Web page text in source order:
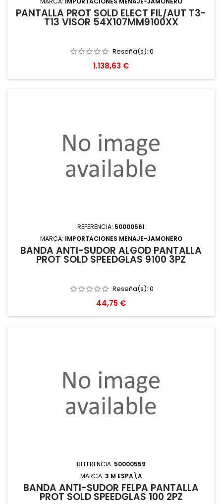
PANTALLA PROT SOLD ELECT FIL/AUT T3-
T13 VISOR 54X107MM9100XX
Reseña(s): 0
Precio
1.138,63 €
REFERENCIA: 50000561
MARCA: IMPORTACIONES MENAJE-JAMONERO
BANDA ANTI-SUDOR ALGOD PANTALLA
PROT SOLD SPEEDGLAS 9100 3PZ
Reseña(s): 0
Precio
44,75 €
REFERENCIA: 50000559
MARCA: 3 M ESPA\A
BANDA ANTI-SUDOR FELPA PANTALLA
PROT SOLD SPEEDGLAS 100 2PZ